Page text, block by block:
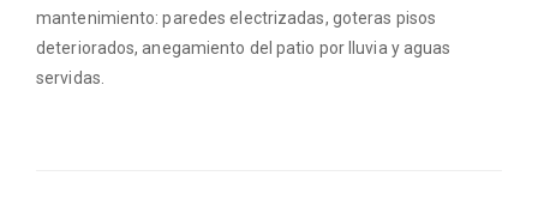
mantenimiento: paredes electrizadas, goteras pisos
deteriorados, anegamiento del patio por lluvia y aguas
servidas.